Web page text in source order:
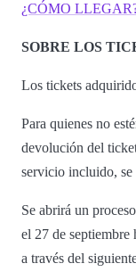
¿CÓMO
SOBRE LOS
Los tickets
Para quienes no
devolución del
servicio incluido, se
Se abrirá un
el 27 de septiembre
a través del